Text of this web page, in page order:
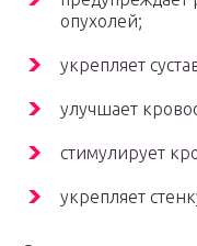
опухолей;
укрепляет
улучшает
стимулирует
укрепляет